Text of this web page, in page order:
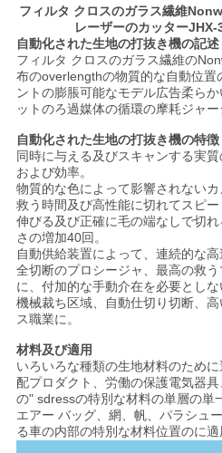
い
合
わ
せ
ニ
ュ
ー
ス
今
か
ら
フィルタ クロスのガラス繊維
レーザーのカッターJHX-
自動化された生地の打抜き機の記述
フィルタ クロスのガラス繊維の
布のoverlengthの物質的な自動位置
ントの膨脹可能なモデル広告柔ら
ットのろ過媒体の循環の摩耗ジャー
自動化された生地の打抜き機の特徴
同時に与える及びスキャンする実
および効率。
物質的な色によって影響されない
救う時間及び高性能に切れてスピー
伸びる及び正確に毛の端なしで切
さの増加40回。
自動供給装置によって、連続的な
全切断のプロシージャ、最高の救
に、付加的な手動介在を必要としな
機械裁ち区域、自動仕切り切断、
ス職業に。
材料及び適用
いろいろな種類の生地材料のため
配プロダクト、労働の保護電気器
の" sdressの特別な材料の単層の単
エアー バッグ、網、帆、パラシュ
る車の内部の特別な材料位置のに適